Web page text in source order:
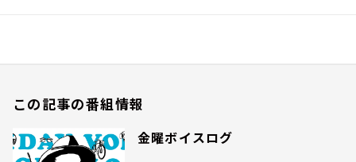
この記事の番組情報
金曜ボイスログ